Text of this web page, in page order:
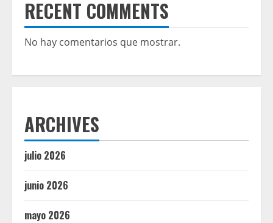
RECENT COMMENTS
No hay comentarios que mostrar.
ARCHIVES
julio 2026
junio 2026
mayo 2026